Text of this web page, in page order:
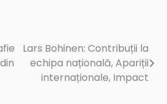
Lars Bohinen: Contribuții la
echipa națională, Apariții
internaționale, Impact